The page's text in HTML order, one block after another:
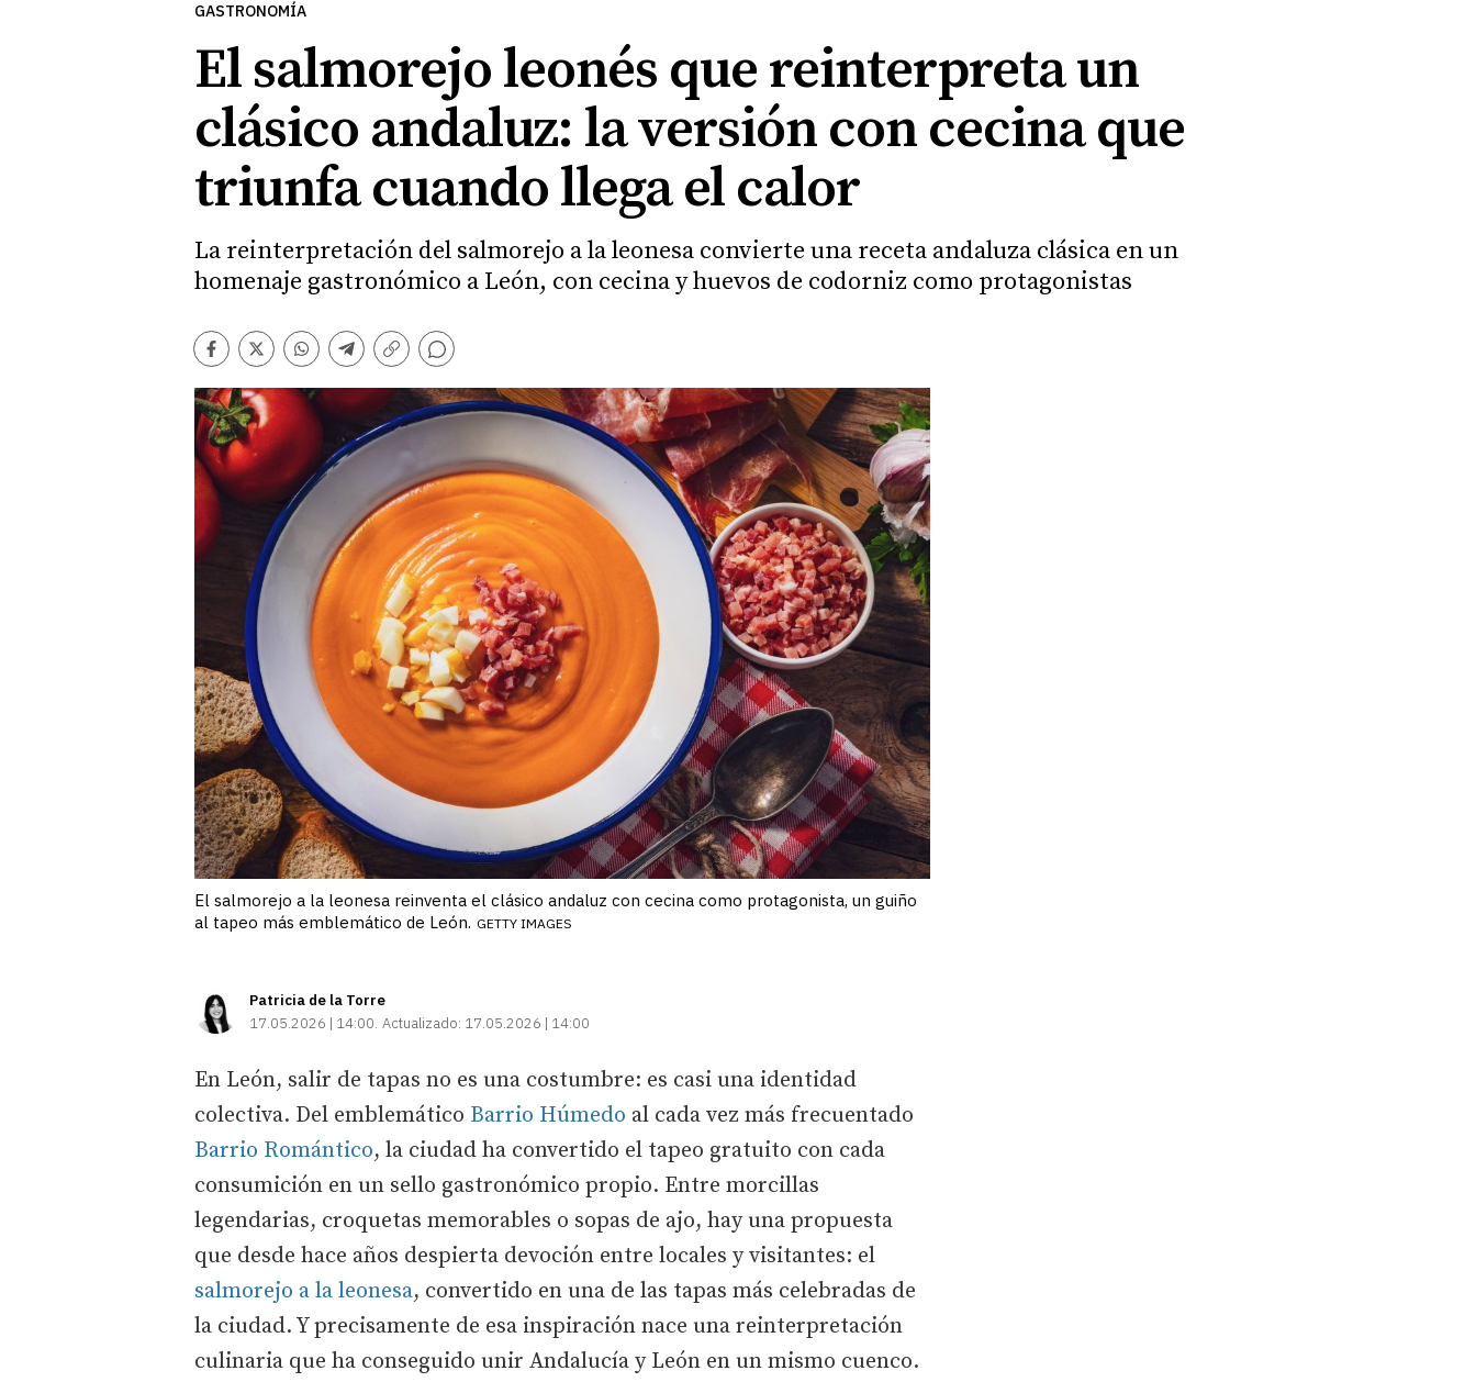
GASTRONOMÍA
El salmorejo leonés que reinterpreta un
clásico andaluz: la versión con cecina que
triunfa cuando llega el calor
La reinterpretación del salmorejo a la leonesa convierte una receta andaluza clásica en un
homenaje gastronómico a León, con cecina y huevos de codorniz como protagonistas
Facebook
TwitterWhatsapp
Telegram
Copiar
enlace
Comentarios
El salmorejo a la leonesa reinventa el clásico andaluz con cecina como protagonista, un guiño
al tapeo más emblemático de León. GETTY IMAGES
Patricia de la Torre
17.05.2026 | 14:00 Actualizado: 17.05.2026 | 14:00
En León, salir de tapas no es una costumbre: es casi una identidad
colectiva. Del emblemático Barrio Húmedo al cada vez más frecuentado
Barrio Romántico, la ciudad ha convertido el tapeo gratuito con cada
consumición en un sello gastronómico propio. Entre morcillas
legendarias, croquetas memorables o sopas de ajo, hay una propuesta
que desde hace años despierta devoción entre locales y visitantes: el
salmorejo a la leonesa, convertido en una de las tapas más celebradas de
la ciudad. Y precisamente de esa inspiración nace una reinterpretación
culinaria que ha conseguido unir Andalucía y León en un mismo cuenco.